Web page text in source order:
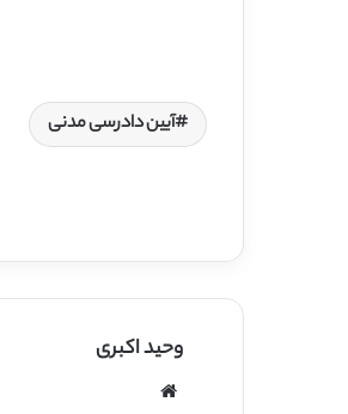
آیین دادرسی مدنی
وحید اکبری